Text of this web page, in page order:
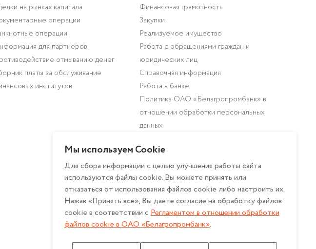
на рынках капитала
операции
операции
для партнеров
отмыванию денег
платы за обслуживание
институтов
Финансовая грамотность
Закупки
Реализуемое имущество
Работа с обращениями граждан и
юридических лиц
Справочная информация
Работа в банке
Политика ОАО «Белагропромбанк» в
отношении обработки персональных
данных
персональных данных при
использовании системы охранного
телевидения в ОАО
«Белагропромбанк»
Описание и настройка файлов cookie
Регламент в отношении обработки
файлов cookie в ОАО
«Белагропромбанк»
Мы используем Cookie
Для сбора информации с целью улучшения работы сайта
используются файлы cookie. Вы можете принять или
отказаться от использования файлов cookie либо настроить их.
Нажав «Принять все», Вы даете согласие на обработку файлов
cookie в соответствии с Регламентом в отношении обработки
файлов cookie в ОАО «Белагропромбанк».